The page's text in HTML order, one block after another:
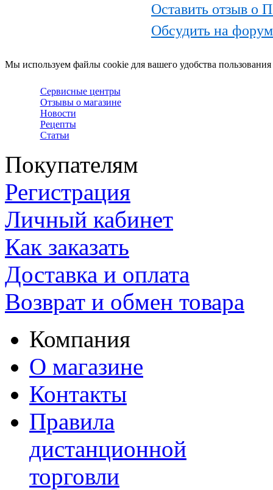
Оставить отзыв о
Обсудить на
Мы используем файлы cookie для вашего удобства
Сервисные центры
Отзывы о магазине
Новости
Рецепты
Статьи
Покупателям
Регистрация
Личный кабинет
Как заказать
Доставка и оплата
Возврат и обмен товара
Компания
О магазине
Контакты
Правила
дистанционной
торговли